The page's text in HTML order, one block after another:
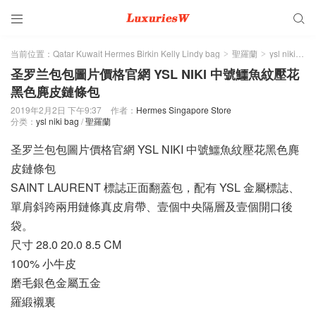
 
当前位置： Qatar Kuwait Hermes Birkin Kelly Lindy bag > 聖羅蘭 > ysl niki bag
圣罗兰包包圖片價格官網 YSL NIKI 中號鱷魚紋壓花
黑色麂皮鏈條包
2019年2月2日 下午9:37 作者： Hermes Singapore Store
分类： ysl niki bag /聖羅蘭
圣罗兰包包圖片價格官網 YSL NIKI 中號鱷魚紋壓花黑色麂
皮鏈條包
SAINT LAURENT 標誌正面翻蓋包，配有 YSL 金屬標誌、
單肩斜跨兩用鏈條真皮肩帶、壹個中央隔層及壹個開口後
袋。
尺寸 28.0 20.0 8.5 CM
100% 小牛皮
磨毛銀色金屬五金
羅緞襯裏